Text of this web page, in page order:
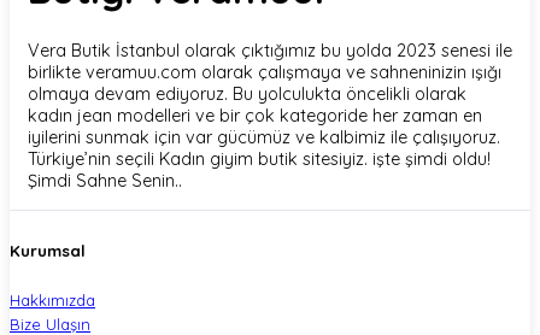
Vera Butik İstanbul olarak çıktığımız bu yolda 2023 senesi ile
birlikte veramuu.com olarak çalışmaya ve sahneninizin ışığı
olmaya devam ediyoruz. Bu yolculukta öncelikli olarak
kadın jean modelleri ve bir çok kategoride her zaman en
iyilerini sunmak için var gücümüz ve kalbimiz ile çalışıyoruz.
Türkiye’nin seçili Kadın giyim butik sitesiyiz. işte şimdi oldu!
Şimdi Sahne Senin..
Kurumsal
Hakkımızda
Bize Ulaşın